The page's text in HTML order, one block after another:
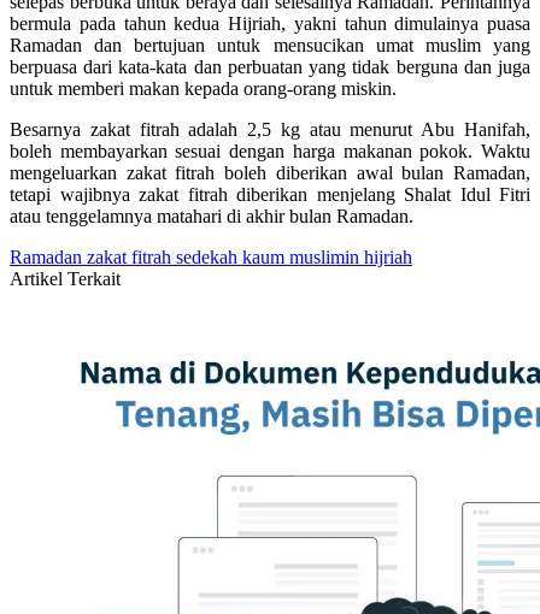
bermula pada tahun kedua Hijriah, yakni tahun dimulainya puasa
Ramadan dan bertujuan untuk mensucikan umat muslim yang
berpuasa dari kata-kata dan perbuatan yang tidak berguna dan juga
untuk memberi makan kepada orang-orang miskin.
Besarnya zakat fitrah adalah 2,5 kg atau menurut Abu Hanifah,
boleh membayarkan sesuai dengan harga makanan pokok. Waktu
mengeluarkan zakat fitrah boleh diberikan awal bulan Ramadan,
tetapi wajibnya zakat fitrah diberikan menjelang Shalat Idul Fitri
atau tenggelamnya matahari di akhir bulan Ramadan.
Ramadan zakat fitrah sedekah kaum muslimin hijriah
Artikel Terkait